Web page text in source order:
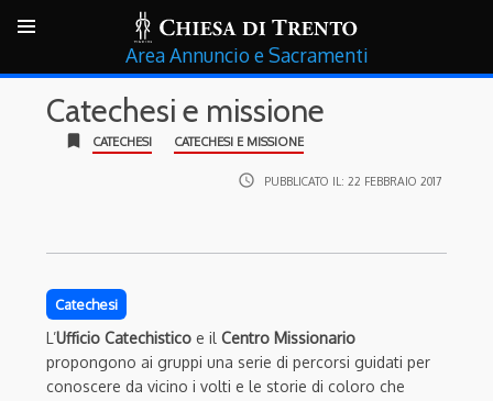
Annuncio e Sacramenti
Catechesi e missione
bookmark CATECHESI CATECHESI E MISSIONE
access_time PUBBLICATO IL: 22 FEBBRAIO 2017
Catechesi
L’Ufficio Catechistico e il Centro Missionario
propongono ai gruppi una serie di percorsi guidati per
conoscere da vicino i volti e le storie di coloro che